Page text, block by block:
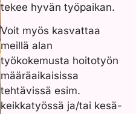
tekee hyvän työpaikan.
Voit myös kasvattaa
meillä alan
työkokemusta hoitotyön
määräaikaisissa
tehtävissä esim.
keikkatyössä ja/tai kesä-